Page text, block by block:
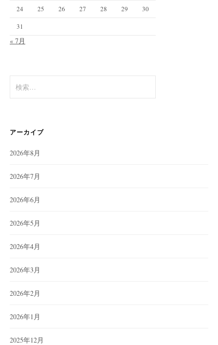
24
25 26 27 28 29
30
31
« 7月
索:
アーカイブ
2026年8月
2026年7月
2026年6月
2026年5月
2026年4月
2026年3月
2026年2月
2026年1月
2025年12月